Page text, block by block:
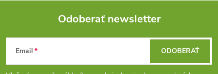
Z
á
Odoberať newsletter
Email ODOBERAŤ